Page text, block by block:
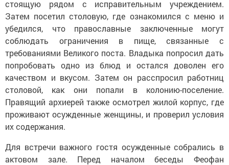
стоящую рядом с исправительным учреждением.
Затем посетил столовую, где ознакомился с меню и
убедился, что православные заключенные могут
соблюдать ограничения в пище, связанные с
требованиями Великого поста. Владыка попросил дать
попробовать одно из блюд и остался доволен его
качеством и вкусом. Затем он расспросил работниц
столовой, как они попали в колонию-поселение.
Правящий архиерей также осмотрел жилой корпус, где
проживают осужденные женщины, и проверил условия
их содержания.
Для встречи важного гостя осужденные собрались в
актовом зале. Перед началом беседы Феофан